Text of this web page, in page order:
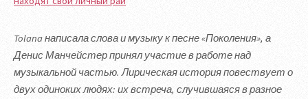
Tolana написала слова и музыку к песне «Поколения», а
Денис Манчейстер принял участие в работе над
музыкальной частью. Лирическая история повествует о
двух одиноких людях: их встреча, случившаяся в разное